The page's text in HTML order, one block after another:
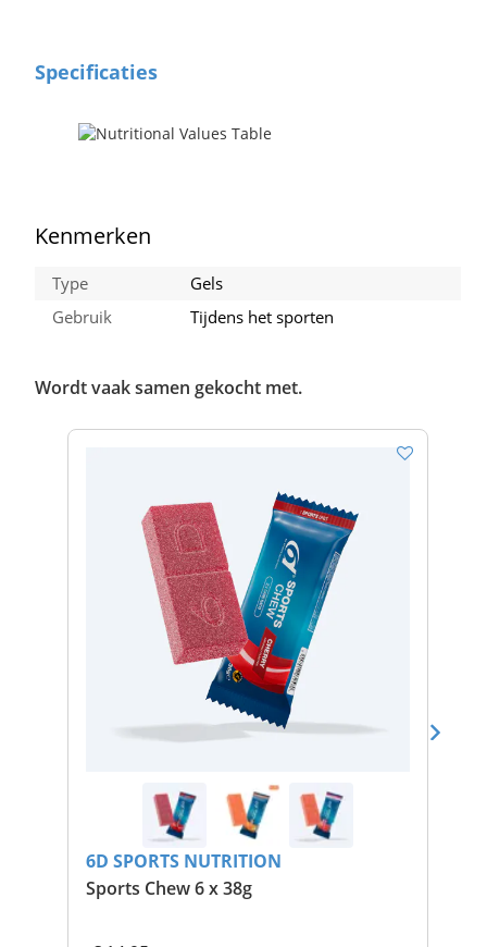
Specificaties
Kenmerken
Type
Gels
Gebruik
Tijdens het sporten
Wordt vaak samen gekocht met.
6D SPORTS NUTRITION
Sports Chew 6 x 38g